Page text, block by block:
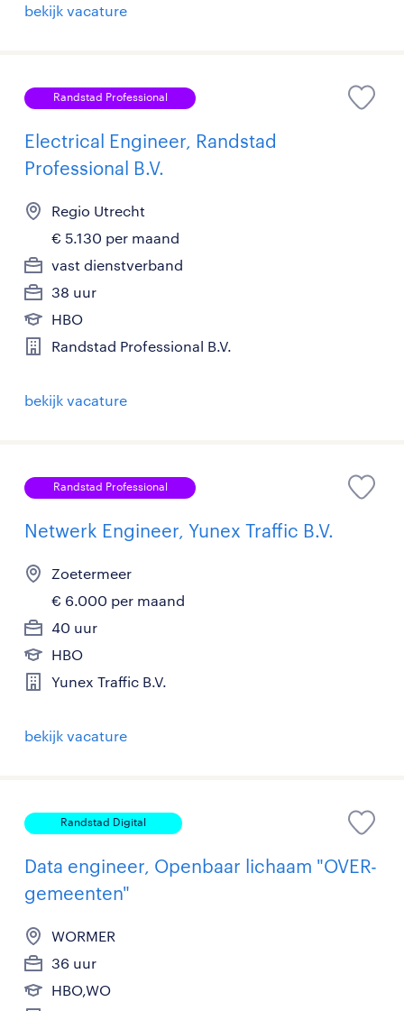
bekijk vacature
Randstad Professional
Electrical Engineer, Randstad
Professional B.V.
Regio Utrecht
€ 5.130 per maand
vast dienstverband
38 uur
HBO
Randstad Professional B.V.
bekijk vacature
Randstad Professional
Netwerk Engineer, Yunex Traffic B.V.
Zoetermeer
€ 6.000 per maand
40 uur
HBO
Yunex Traffic B.V.
bekijk vacature
Randstad Digital
Data engineer, Openbaar lichaam "OVER-
gemeenten"
WORMER
36 uur
HBO,WO